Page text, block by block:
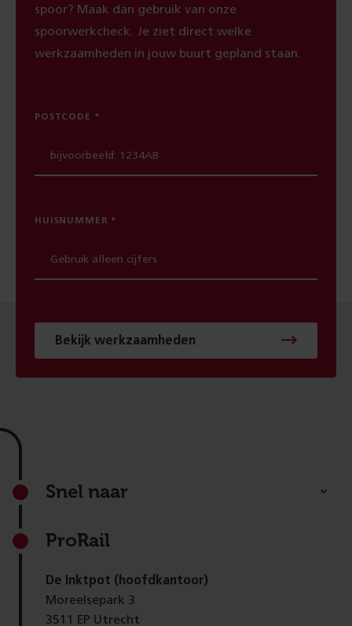
spoor? Maak dan gebruik van onze
spoorwerkcheck. Je ziet direct welke
werkzaamheden in jouw buurt gepland staan.
POSTCODE
HUISNUMMER
Bekijk werkzaamheden
Footer
Snel naar
ProRail
De Inktpot (hoofdkantoor)
Moreelsepark 3
3511 EP Utrecht